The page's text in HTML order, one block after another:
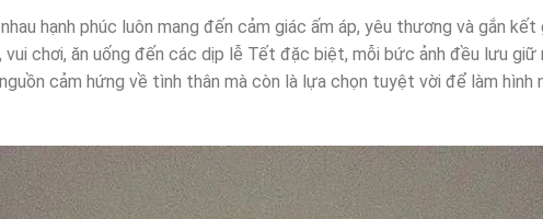
hạnh phúc luôn mang đến cảm giác ấm áp, yêu thương và gắn
vui chơi, ăn uống đến các dịp lễ Tết đặc biệt, mỗi bức ảnh đều lưu giữ
cảm hứng về tình thân mà còn là lựa chọn tuyệt vời để làm hình